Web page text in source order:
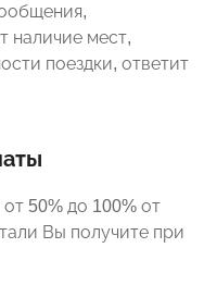
наличие мест,
поездки, ответит
50% до 100% от
Вы получите при